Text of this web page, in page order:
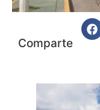
Comparte